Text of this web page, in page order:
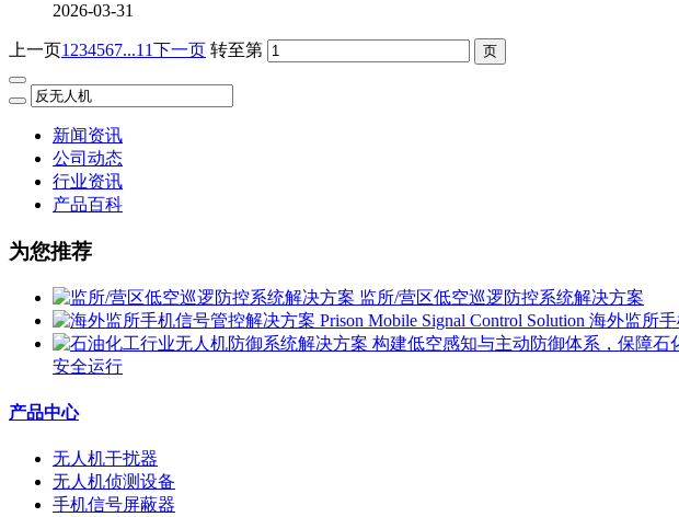
2026-03-31
上一页1 234567...11下一页 转至第
新闻资讯
公司动态
行业资讯
产品百科
为您推荐
监所/营区低空巡逻防控系统解决方案
海外监所手
安全运行
产品中心
无人机干扰器
无人机侦测设备
手机信号屏蔽器